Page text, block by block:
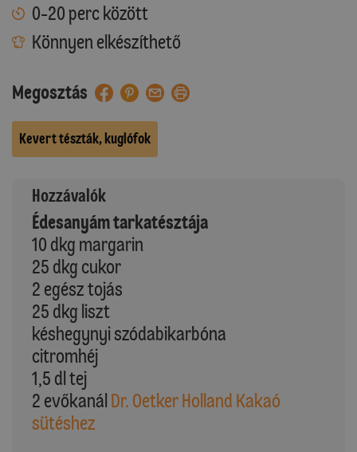
0-20 perc között
Könnyen elkészíthető
Megosztás
Kevert tészták, kuglófok
Hozzávalók
Édesanyám tarkatésztája
10 dkg margarin
25 dkg cukor
2 egész tojás
25 dkg liszt
késhegynyi szódabikarbóna
citromhéj
1,5 dl tej
2 evőkanálDr. Oetker Holland Kakaó
sütéshez